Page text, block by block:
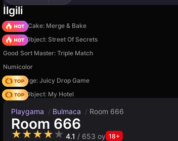
İlgili
Piece of Cake: Merge & Bake
Hidden Object: Street Of Secrets
Good Sort Master: Triple Match
Numicolor
Fruit Merge: Juicy Drop Game
Hidden Object: My Hotel
Playgama / Bulmaca / Room 666
Room 666
★★★★★ 4.1 / 653 oy 18+